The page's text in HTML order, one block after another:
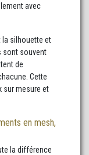
avec
la silhouette et
sont souvent
de
Cette
sur mesure et
en mesh,
la différence